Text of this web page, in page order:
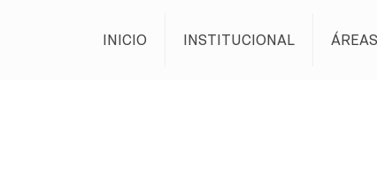
INICIO INSTITUCIONAL ÁREAS